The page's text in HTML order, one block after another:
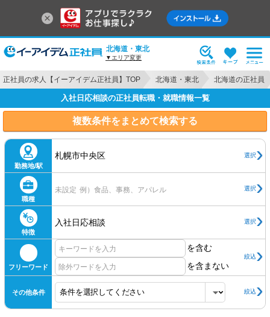
北海道・東北
▼エリア変更
正社員の求人【イーアイデム正社員】TOP 北海道・東北 北海道の正社員
入社日応相談の正社員転職・就職情報一覧
複数条件をまとめて検索する
勤務地/駅
札幌市中央区 選択
職種
未設定 例）食品、事務、アパレル 選択
特徴
入社日応相談 選択
フリーワード
を含む
を含まない
絞込
その他条件 絞込